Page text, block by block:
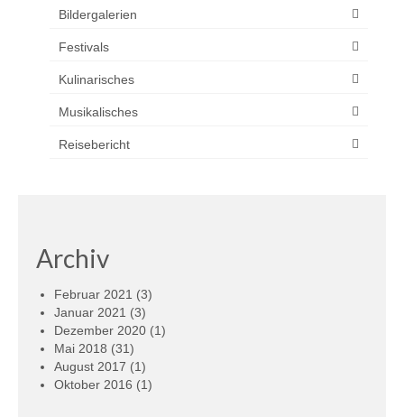
Bildergalerien
Festivals
Kulinarisches
Musikalisches
Reisebericht
Archiv
Februar 2021 (3)
Januar 2021 (3)
Dezember 2020 (1)
Mai 2018 (31)
August 2017 (1)
Oktober 2016 (1)